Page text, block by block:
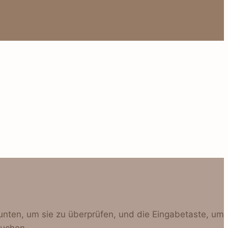
um sie zu überprüfen, und die Eingabetaste, um